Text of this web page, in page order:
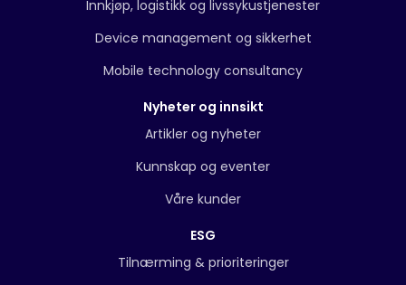
Innkjøp, logistikk og livssykustjenester
Device management og sikkerhet
Mobile technology consultancy
Nyheter og innsikt
Artikler og nyheter
Kunnskap og eventer
Våre kunder
ESG
Tilnærming & prioriteringer